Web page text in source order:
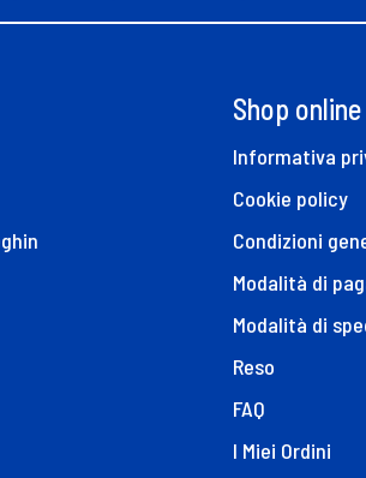
Shop online
Informativa
Cookie policy
Condizioni
Modalità di
Modalità di
Reso
FAQ
I Miei Ordini